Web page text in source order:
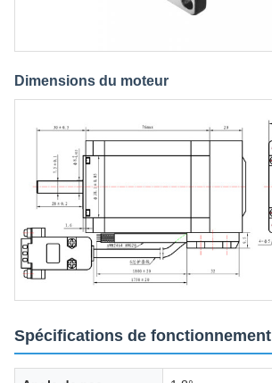
Dimensions du moteur
Spécifications de fonctionnement